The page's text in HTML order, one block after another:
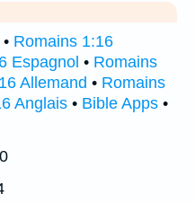
• Romains 1:16
Espagnol • Romains
Allemand • Romains
Anglais • Bible Apps •